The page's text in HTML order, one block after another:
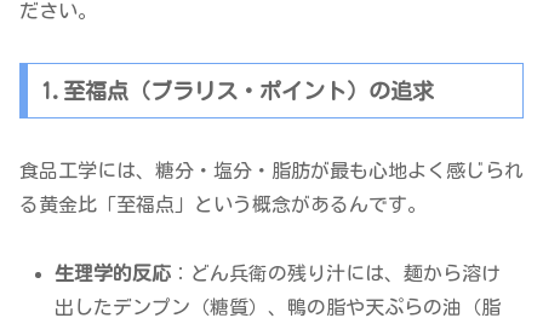
ださい。
1.至福点（ブラリス・ポイント）の追求
食品工学には、糖分・塩分・脂肪が最も心地よく感じられ
る黄金比「至福点」という概念があるんです。
生理学的反応 ：どん兵衛の残り汁には、麺から溶け
出したデンプン（糖質）、鴨の脂や天ぷらの油（脂